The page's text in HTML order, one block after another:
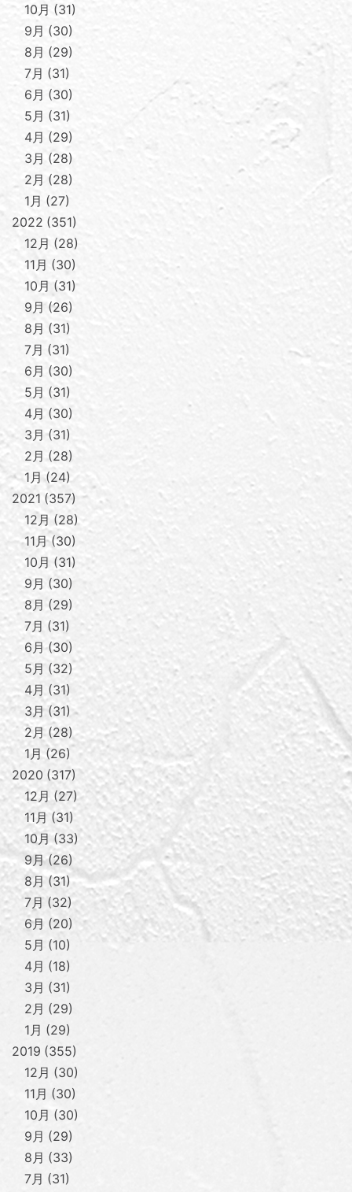
10月
31
9月
30
8月
29
7月
31
6月
30
5月
31
4月
29
3月
28
2月
28
1月
27
2022 351
12月
28
11月
30
10月
31
9月
26
8月
31
7月
31
6月
30
5月
31
4月
30
3月
31
2月
28
1月
24
2021 357
12月
28
11月 30
10月
31
9月
30
8月
29
7月
31
6月
30
5月
32
4月
31
3月 31
2月 28
1月
26
2020 317
12月
27
11月 31
10月
33
9月 26
8月
31
7月
32
6月
20
5月
10
4月
18
3月
31
2月
29
1月
29
2019 355
12月
30
11月
30
10月
30
9月
29
8月
33
7月
31